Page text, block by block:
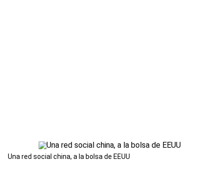
Una red social china, a la bolsa de EEUU